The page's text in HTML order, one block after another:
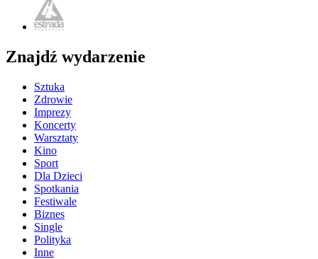
Znajdź wydarzenie
Sztuka
Zdrowie
Imprezy
Koncerty
Warsztaty
Kino
Sport
Dla Dzieci
Spotkania
Festiwale
Biznes
Single
Polityka
Inne